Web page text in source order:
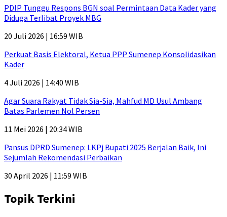
PDIP Tunggu Respons BGN soal Permintaan Data Kader yang
Diduga Terlibat Proyek MBG
20 Juli 2026 | 16:59 WIB
Perkuat Basis Elektoral, Ketua PPP Sumenep Konsolidasikan
Kader
4 Juli 2026 | 14:40 WIB
Agar Suara Rakyat Tidak Sia-Sia, Mahfud MD Usul Ambang
Batas Parlemen Nol Persen
11 Mei 2026 | 20:34 WIB
Pansus DPRD Sumenep: LKPj Bupati 2025 Berjalan Baik, Ini
Sejumlah Rekomendasi Perbaikan
30 April 2026 | 11:59 WIB
Topik Terkini